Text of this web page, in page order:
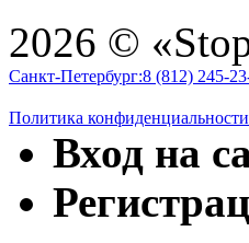
2026 ©
Санкт-Петербург:8 (812) 245-
Политика конфиденциальности
Вход на